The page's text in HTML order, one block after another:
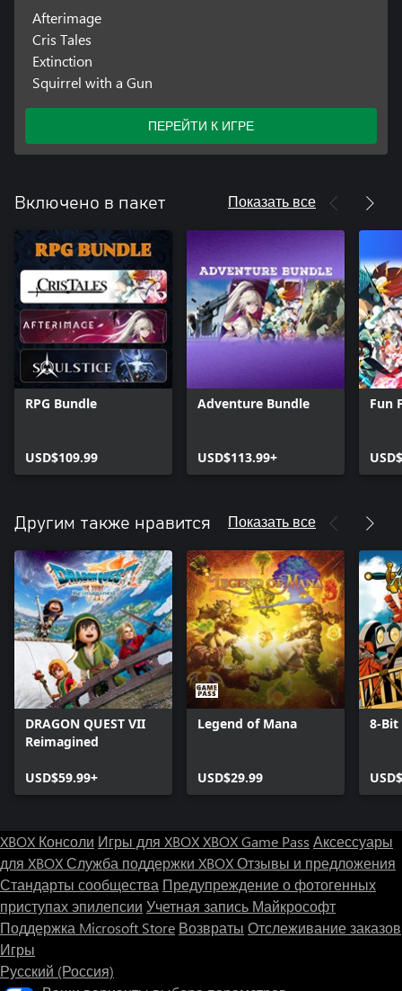
Afterimage
Cris Tales
Extinction
Squirrel with a Gun
ПЕРЕЙТИ К ИГРЕ
Включено в пакет Показать все
RPG Bundle
USD$109.99
Adventure Bundle
USD$113.99+
Fun
Другим также нравится Показать все
DRAGON QUEST VII
Reimagined
USD$59.99+
Legend of Mana
USD$29.99
8-Bit
XBOX Консоли Игры для XBOXXBOX Game Pass Аксессуары
для XBOXСлужба поддержки XBOXОтзывы и предложения
Стандарты сообщества Предупреждение о фотогенных
приступах эпилепсии Учетная запись Майкрософт
Поддержка Microsoft Store Возвраты Отслеживание заказов
Игры
Русский (Россия)